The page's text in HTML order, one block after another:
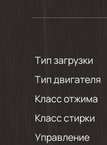
Тип загрузки
Тип двигателя
Класс отжима
Класс стирки
Управление